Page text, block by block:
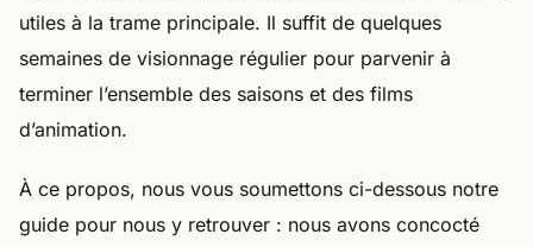
utiles à la trame principale. Il suffit de quelques
semaines de visionnage régulier pour parvenir à
terminer l’ensemble des saisons et des films
d’animation.
À ce propos, nous vous soumettons ci-dessous notre
guide pour nous y retrouver : nous avons concocté